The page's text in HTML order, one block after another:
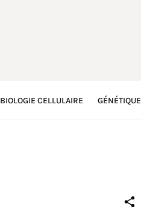
BIOLOGIE CELLULAIRE GÉNÉTIQUE